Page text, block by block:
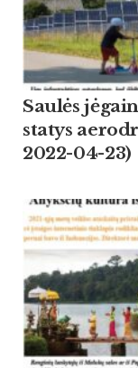
Saulės
statys
2022-04-23)